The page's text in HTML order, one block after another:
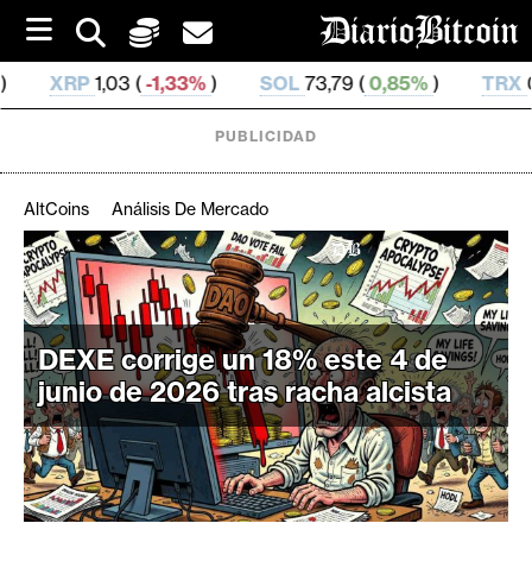
i
p
t
o
SOL 73,79 (0,85%) TRX 0,327 475 ( -0,04%
C
r
i
p
t
o
M
e
r
PUBLICIDAD
AltCoins Análisis De Mercado
DEXE corrige un 18% este 4 de
junio de 2026 tras racha alcista